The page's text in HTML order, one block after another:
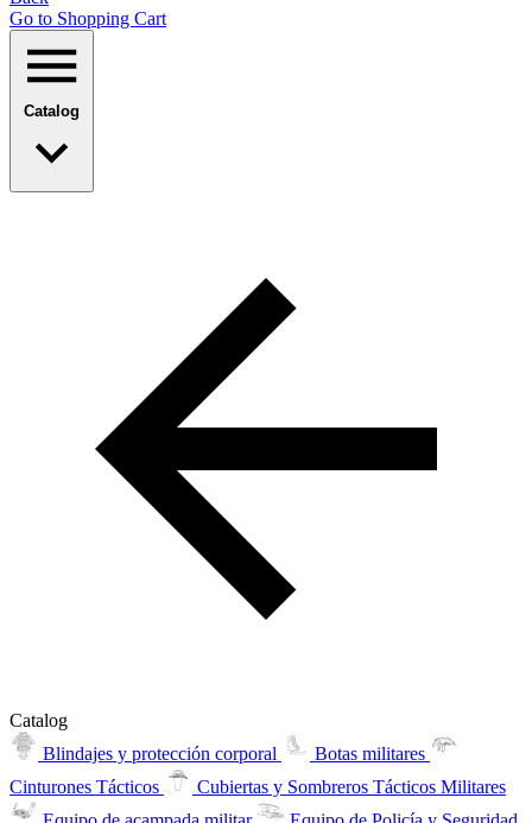
Go to Shopping Сart
Catalog
Catalog
Blindajes y protección corporal
Botas militares
Cinturones Tácticos
Cubiertas y Sombreros Tácticos Militares